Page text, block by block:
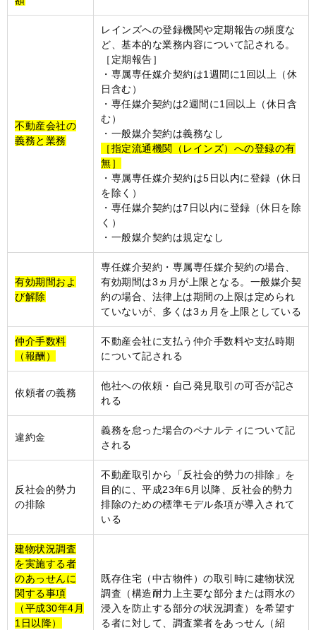
不動産会社の
義務と業務
レインズへの登録機関や定期報告の頻度な
ど、基本的な業務内容について記される。
［定期報告］
・専属専任媒介契約は1週間に1回以上（休
日含む）
・専任媒介契約は2週間に1回以上（休日含
む）
・一般媒介契約は義務なし
［指定流通機関（レインズ）への登録の有
無］
・専属専任媒介契約は5日以内に登録（休日
を除く）
・専任媒介契約は7日以内に登録（休日を除
く）
・一般媒介契約は規定なし
有効期間およ
び解除
専任媒介契約・専属専任媒介契約の場合、
有効期間は3ヵ月が上限となる。一般媒介契
約の場合、法律上は期間の上限は定められ
ていないが、多くは3ヵ月を上限としている
仲介手数料
（報酬）
不動産会社に支払う仲介手数料や支払時期
について記される
依頼者の義務
他社への依頼・自己発見取引の可否が記さ
れる
違約金
義務を怠った場合のペナルティについて記
される
反社会的勢力
の排除
不動産取引から「反社会的勢力の排除」を
目的に、平成23年6月以降、反社会的勢力
排除のための標準モデル条項が導入されて
いる
建物状況調査
を実施する者
のあっせんに
関する事項
（平成30年4月
1日以降）
既存住宅（中古物件）の取引時に建物状況
調査（構造耐力上主要な部分または雨水の
浸入を防止する部分の状況調査）を希望す
る者に対して、調査業者をあっせん（紹